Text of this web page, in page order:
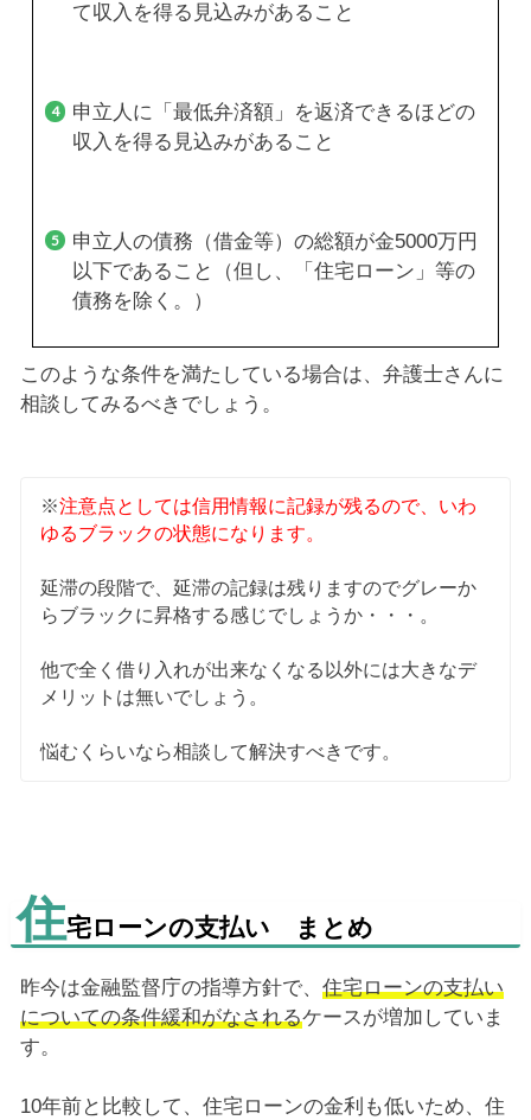
て収入を得る見込みがあること
申立人に「最低弁済額」を返済できるほどの
収入を得る見込みがあること
申立人の債務（借金等）の総額が金5000万円
以下であること（但し、「住宅ローン」等の
債務を除く。）
このような条件を満たしている場合は、弁護士さんに
相談してみるべきでしょう。
※注意点としては信用情報に記録が残るので、いわ
ゆるブラックの状態になります。
延滞の段階で、延滞の記録は残りますのでグレーか
らブラックに昇格する感じでしょうか・・・。
他で全く借り入れが出来なくなる以外には大きなデ
メリットは無いでしょう。
悩むくらいなら相談して解決すべきです。
住宅ローンの支払い まとめ
昨今は金融監督庁の指導方針で、 住宅ローンの支払い
についての条件緩和がなされるケースが増加していま
す。
10年前と比較して、住宅ローンの金利も低いため、住